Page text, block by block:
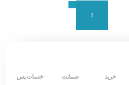
خرید ضمانت خدمات پس